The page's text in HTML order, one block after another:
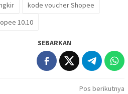
kode voucher Shopee
10.10
SEBARKAN
Pos berikutnya